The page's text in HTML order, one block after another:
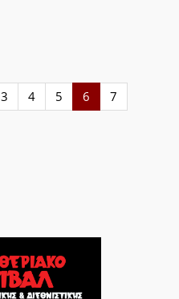
3 4 5 6 7